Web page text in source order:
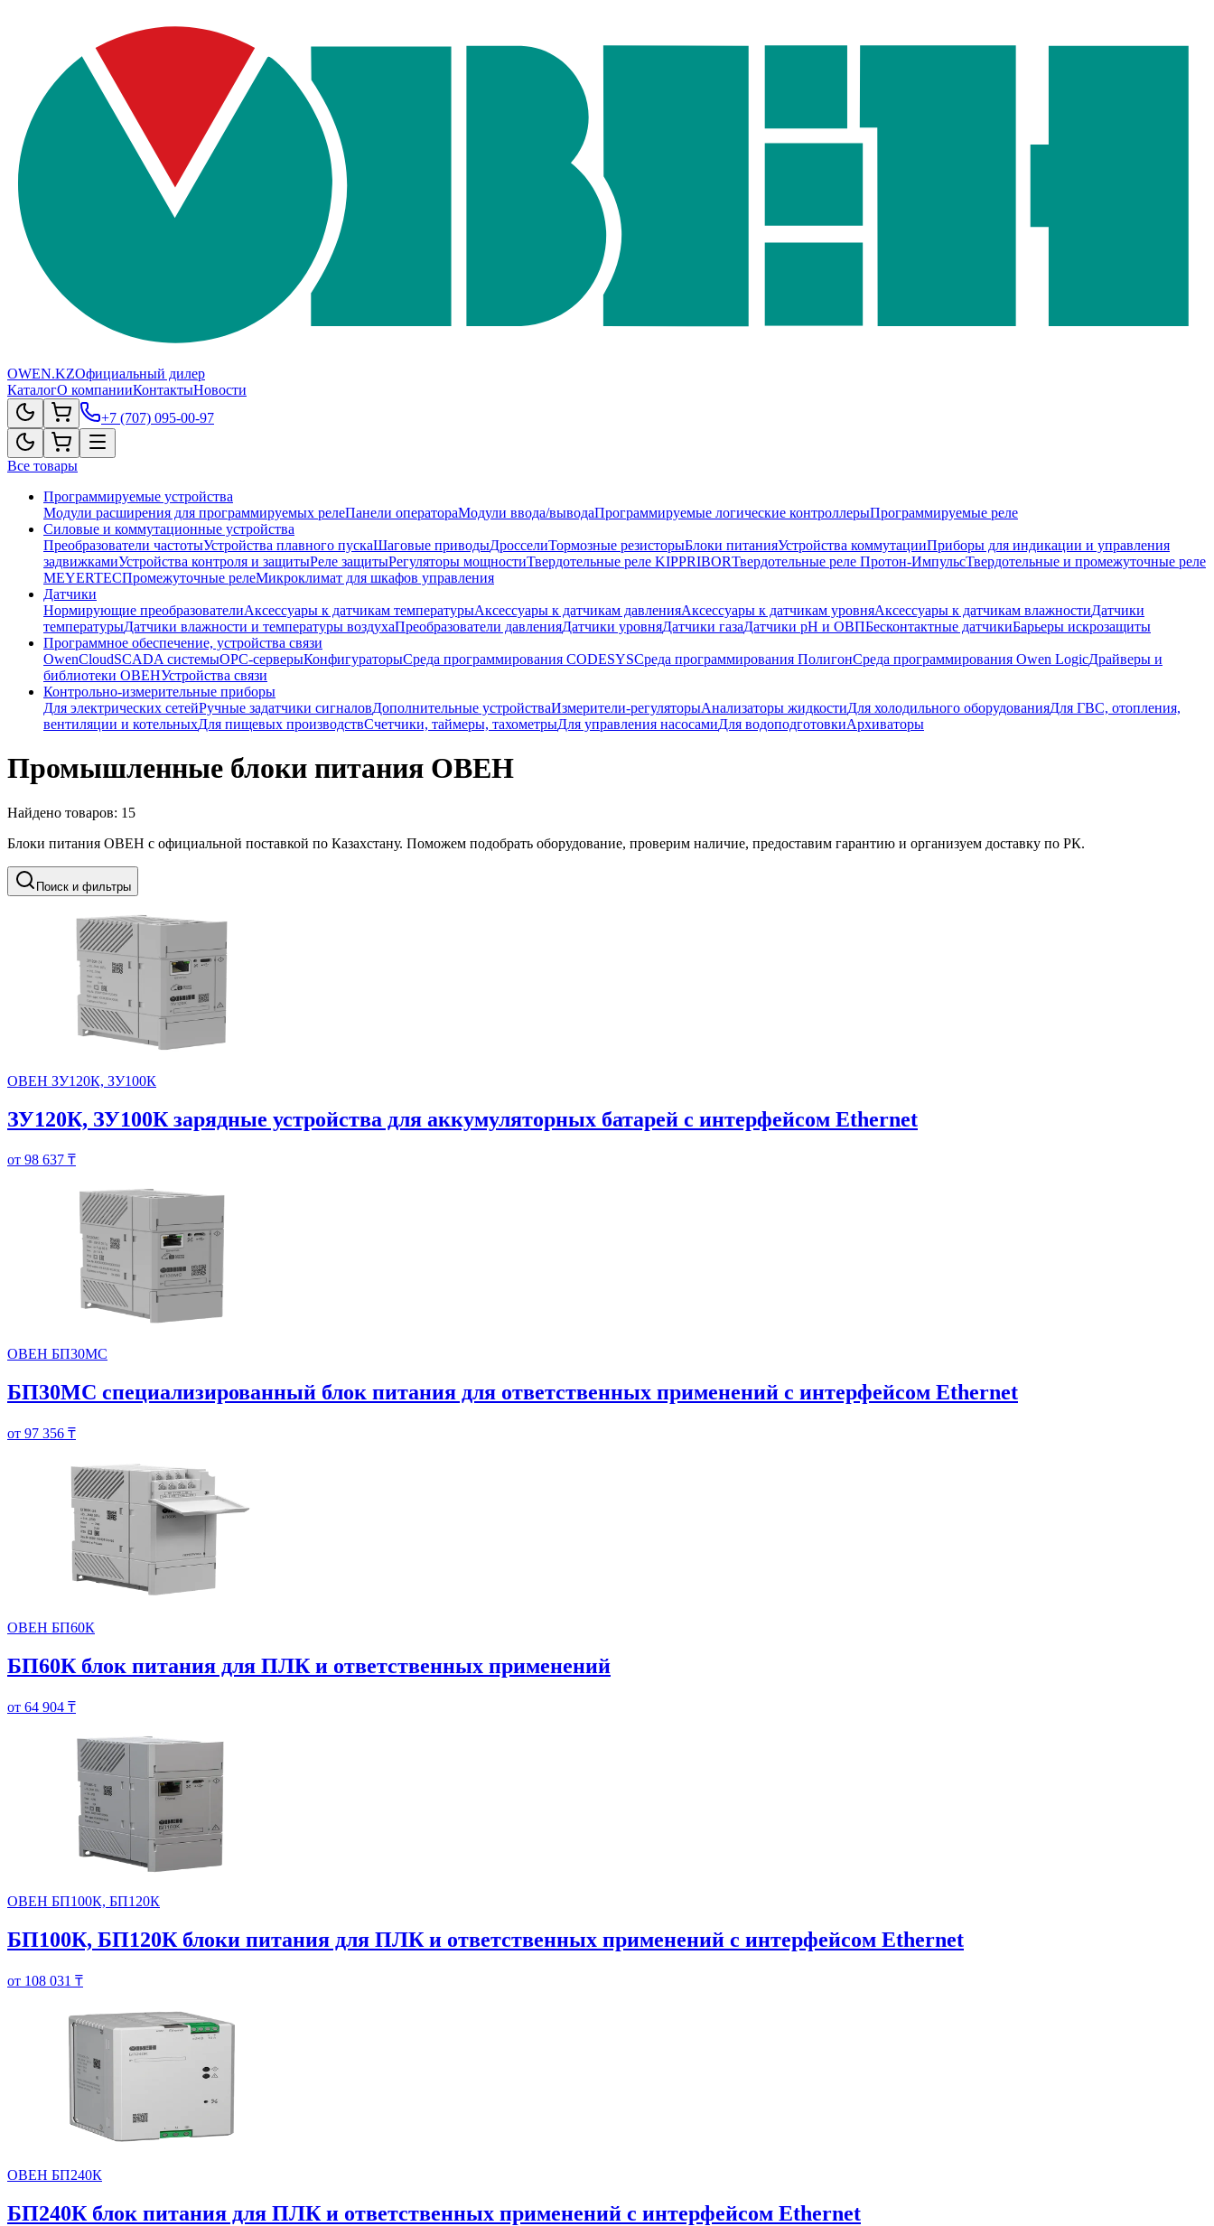
OWEN.KZОфициальный дилер
КаталогО компанииКонтактыНовости
+7 (707) 095-00-97
Все товары
Программируемые устройства
Модули расширения для программируемых релеПанели оператораМодули ввода/выводаПрограммируемые логические контроллерыПрограммируемые реле
Силовые и коммутационные устройства
Преобразователи частотыУстройства плавного пускаШаговые приводыДросселиТормозные резисторыБлоки питанияУстройства коммутацииПриборы для индикации и управления
задвижкамиУстройства контроля и защитыРеле защитыРегуляторы мощностиТвердотельные реле KIPPRIBORТвердотельные реле Протон-ИмпульсТвердотельные и промежуточные реле
MEYERTECПромежуточные релеМикроклимат для шкафов управления
Датчики
Нормирующие преобразователиАксессуары к датчикам температурыАксессуары к датчикам давленияАксессуары к датчикам уровняАксессуары к датчикам влажностиДатчики
температурыДатчики влажности и температуры воздухаПреобразователи давленияДатчики уровняДатчики газаДатчики pH и ОВПБесконтактные датчикиБарьеры искрозащиты
Программное обеспечение, устройства связи
OwenCloudSCADA системыOPC-серверыКонфигураторыСреда программирования CODESYSСреда программирования ПолигонСреда программирования Owen LogicДрайверы и
библиотеки ОВЕНУстройства связи
Контрольно-измерительные приборы
Для электрических сетейРучные задатчики сигналовДополнительные устройстваИзмерители-регуляторыАнализаторы жидкостиДля холодильного оборудованияДля ГВС, отопления,
вентиляции и котельныхДля пищевых производствСчетчики, таймеры, тахометрыДля управления насосамиДля водоподготовкиАрхиваторы
Промышленные блоки питания ОВЕН
Найдено товаров: 15
Блоки питания ОВЕН с официальной поставкой по Казахстану. Поможем подобрать оборудование, проверим наличие, предоставим гарантию и организуем доставку по РК.
Поиск и фильтры
ОВЕН ЗУ120К, ЗУ100К
ЗУ120К, ЗУ100К зарядные устройства для аккумуляторных батарей с интерфейсом Ethernet
от 98 637 ₸
ОВЕН БП30МС
БП30МС специализированный блок питания для ответственных применений с интерфейсом Ethernet
от 97 356 ₸
ОВЕН БП60К
БП60К блок питания для ПЛК и ответственных применений
от 64 904 ₸
ОВЕН БП100К, БП120К
БП100К, БП120К блоки питания для ПЛК и ответственных применений с интерфейсом Ethernet
от 108 031 ₸
ОВЕН БП240К
БП240К блок питания для ПЛК и ответственных применений с интерфейсом Ethernet